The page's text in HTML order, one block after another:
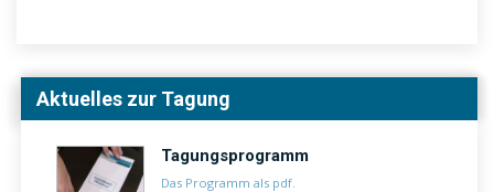
Aktuelles zur Tagung
Tagungsprogramm
Das Programm als pdf.